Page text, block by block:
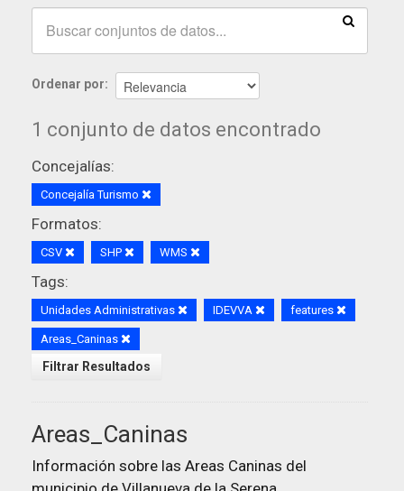
Ordenar por
1 conjunto de datos encontrado
Concejalías:
Concejalía Turismo
Formatos:
CSV SHP WMS
Tags:
Unidades Administrativas IDEVVA features
Areas_Caninas
Filtrar Resultados
Areas_Caninas
Información sobre las Areas Caninas del